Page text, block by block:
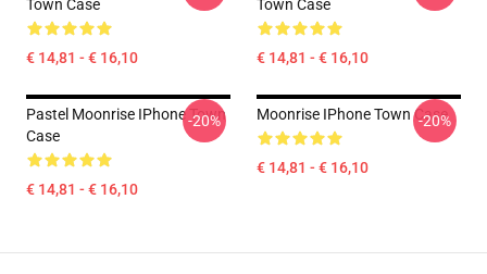
Town Case
€ 14,81 - € 16,10
Town Case
€ 14,81 - € 16,10
Pastel Moonrise IPhone Town
Case
€ 14,81 - € 16,10
-20% Moonrise IPhone Town Case
€ 14,81 - € 16,10
-20%